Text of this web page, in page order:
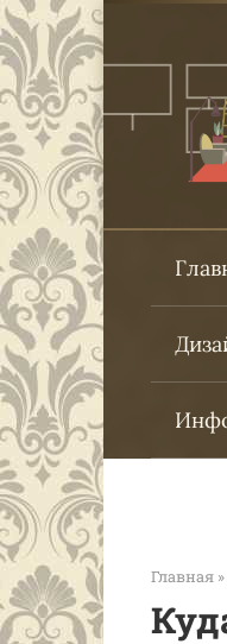
Перейти
к
контенту
Главная »